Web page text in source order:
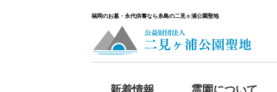
福岡のお墓・永代供養なら糸島の二見ヶ浦公園聖地